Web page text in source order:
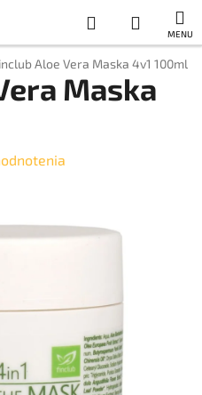
Hľadať
KOŠÍK
Aloe Vera Maska 4v1 100ml
Maska